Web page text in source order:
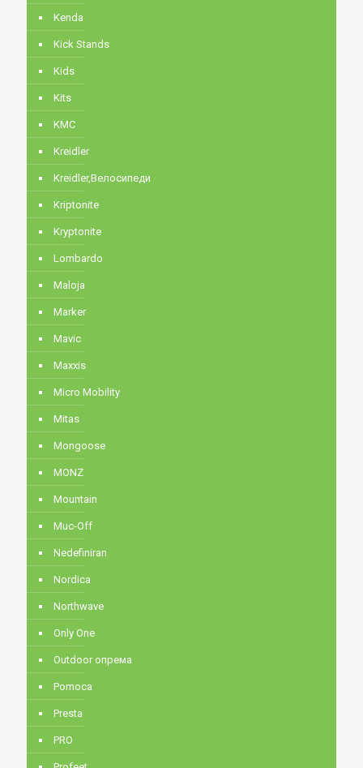
Kenda
Kick Stands
Kids
Kits
KMC
Kreidler
Kreidler,Велосипеди
Kriptonite
Kryptonite
Lombardo
Maloja
Marker
Mavic
Maxxis
Micro Mobility
Mitas
Mongoose
MONZ
Mountain
Muc-Off
Nedefiniran
Nordica
Northwave
Only One
Outdoor опрема
Pomoca
Presta
PRO